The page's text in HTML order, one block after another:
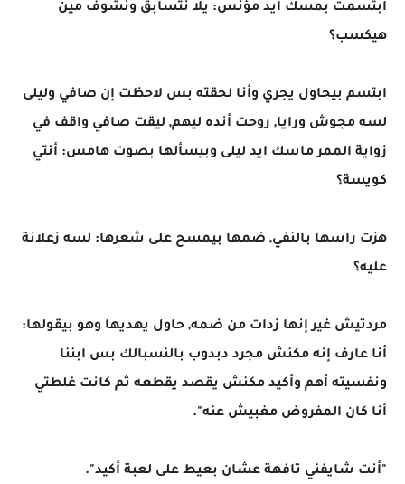
ابتسمت بمسك ايد مؤنس: يلا نتسابق ونشوف مين
هيكسب؟
ابتسم بيحاول يجري وأنا لحقته بس لاحظت إن صافي وليلى
لسه مجوش ورايا, روحت أنده ليهم, ليقت صافي واقف في
زواية الممر ماسك ايد ليلى وبيسألها بصوت هامس: أنتي
كويسة؟
هزت راسها بالنفي, ضمها بيمسح على شعرها: لسه زعلانة
عليه؟
مردتيش غير إنها زدات من ضمه, حاول يهديها وهو بيقولها:
أنا عارف إنه مكنش مجرد دبدوب بالنسبالك بس ابننا
ونفسيته أهم وأكيد مكنش يقصد يقطعه ثم كانت غلطتي
أنا كان المفروض مغبيش عنه".
"أنت شايفني تافهة عشان بعيط على لعبة أكيد".